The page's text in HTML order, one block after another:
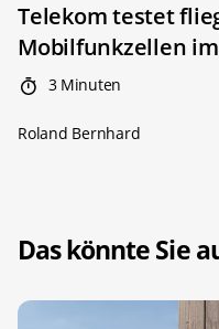
Telekom testet
Mobilfunkzellen
3 Minuten
Roland Bernhard
Das könnte Sie